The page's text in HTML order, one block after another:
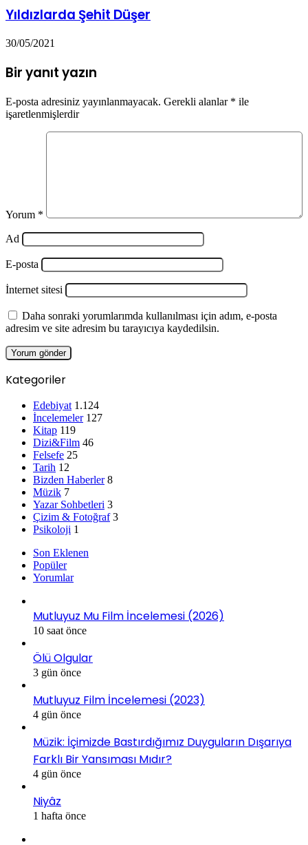
Yıldızlarda Şehit Düşer
30/05/2021
Bir yanıt yazın
E-posta adresiniz yayınlanmayacak. Gerekli alanlar * ile
işaretlenmişlerdir
Yorum *
Ad
E-posta
İnternet sitesi
Daha sonraki yorumlarımda kullanılması için adım, e-posta
adresim ve site adresim bu tarayıcıya kaydedilsin.
Kategoriler
Edebiyat 1.124
İncelemeler 127
Kitap 119
Dizi&Film 46
Felsefe 25
Tarih 12
Bizden Haberler 8
Müzik 7
Yazar Sohbetleri 3
Çizim & Fotoğraf 3
Psikoloji 1
Son Eklenen
Popüler
Yorumlar
Mutluyuz Mu Film İncelemesi (2026)
10 saat önce
Ölü Olgular
3 gün önce
Mutluyuz Film İncelemesi (2023)
4 gün önce
Müzik: İçimizde Bastırdığımız Duyguların Dışarıya
Farklı Bir Yansıması Mıdır?
4 gün önce
Niyâz
1 hafta önce